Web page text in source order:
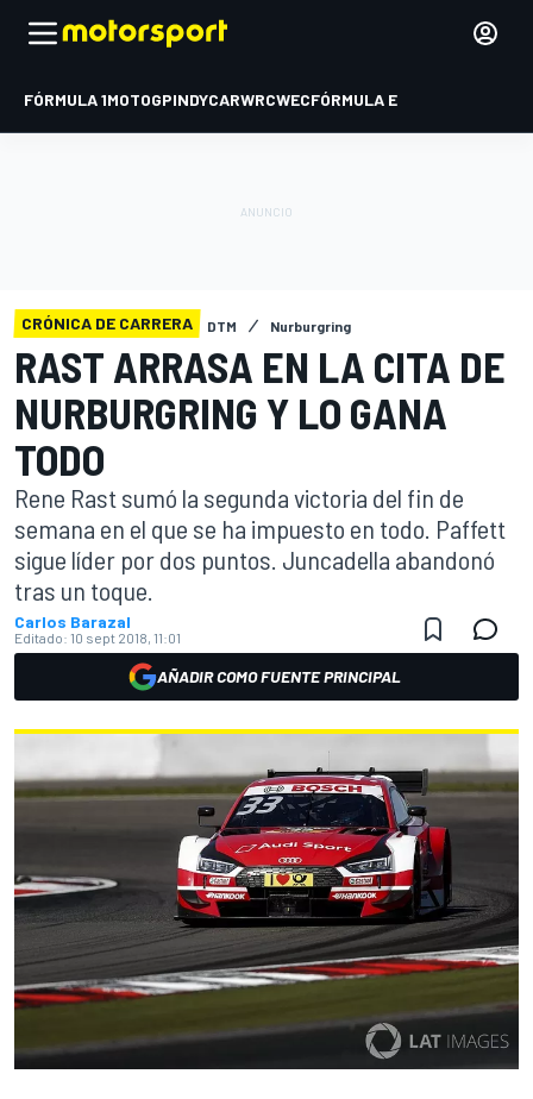
FÓRMULA 1MOTOGPINDYCARWRCWECFÓRMULA E
CRÓNICA DE CARRERA DTM Nurburgring
RAST ARRASA EN LA CITA DE
NURBURGRING Y LO GANA
TODO
Rene Rast sumó la segunda victoria del fin de
semana en el que se ha impuesto en todo. Paffett
sigue líder por dos puntos. Juncadella abandonó
tras un toque.
Carlos Barazal
Editado: 10 sept 2018, 11:01
AÑADIR COMO FUENTE PRINCIPAL